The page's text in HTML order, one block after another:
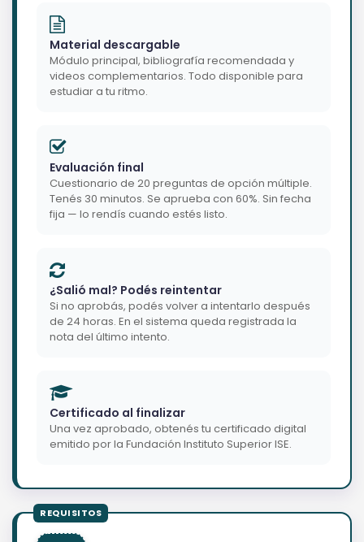
Material descargable
Módulo principal, bibliografía recomendada y
videos complementarios. Todo disponible para
estudiar a tu ritmo.
Evaluación final
Cuestionario de 20 preguntas de opción múltiple.
Tenés 30 minutos. Se aprueba con 60%. Sin fecha
fija — lo rendís cuando estés listo.
¿Salió mal? Podés reintentar
Si no aprobás, podés volver a intentarlo después
de 24 horas. En el sistema queda registrada la
nota del último intento.
Certificado al finalizar
Una vez aprobado, obtenés tu certificado digital
emitido por la Fundación Instituto Superior ISE.